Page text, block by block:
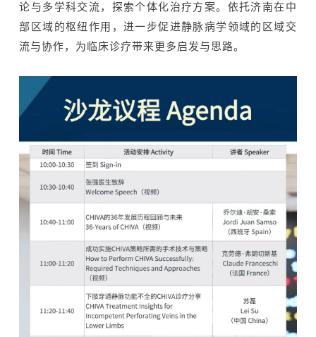
论与多学科交流，探索个体化治疗方案。依托济南在中
部区域的枢纽作用，进一步促进静脉病学领域的区域交
流与协作，为临床诊疗带来更多启发与思路。